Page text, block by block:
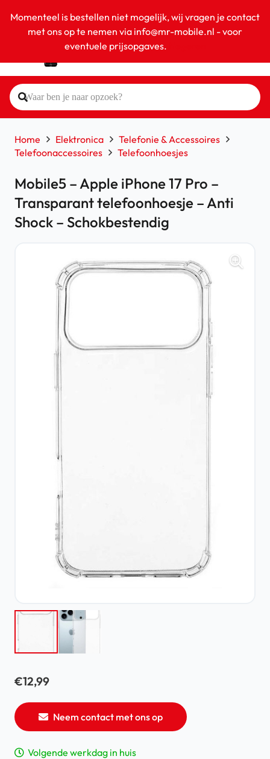
Momenteel is bestellen niet mogelijk, wij vragen je contact
met ons op te nemen via info@mr-mobile.nl - voor
eventuele prijsopgaves.
Home Elektronica
Telefonie & Accessoires
Telefoonaccessoires
Telefoonhoesjes
Mobile5 – Apple iPhone 17 Pro –
Transparant telefoonhoesje – Anti
Shock – Schokbestendig
€12,99
Neem contact met ons op
Volgende werkdag in huis